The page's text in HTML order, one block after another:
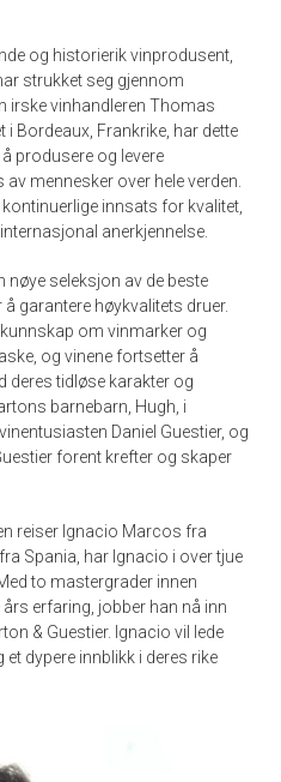
og historierik vinprodusent,
strukket seg gjennom
irske vinhandleren Thomas
Bordeaux, Frankrike, har dette
produsere og levere
mennesker over hele verden.
innsats for kvalitet,
anerkjennelse.
nøye seleksjon av de beste
garantere høykvalitets druer.
om vinmarker og
og vinene fortsetter å
deres tidløse karakter og
barnebarn, Hugh, i
Daniel Guestier, og
forent krefter og skaper
reiser Ignacio Marcos fra
Spania, har Ignacio i over tjue
to mastergrader innen
erfaring, jobber han nå inn
& Guestier. Ignacio vil lede
dypere innblikk i deres rike